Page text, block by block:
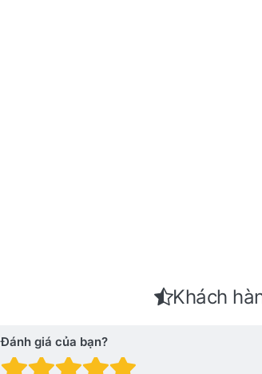
Khách
Đánh giá của bạn?